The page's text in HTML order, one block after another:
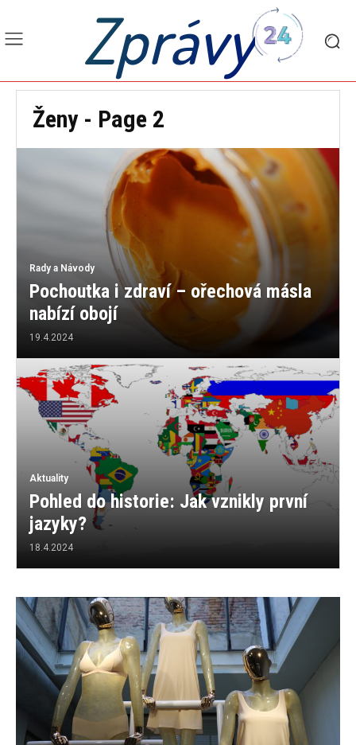
Zprávy
Ženy- Page 2
Rady a Návody
Pochoutka i zdraví – ořechová másla
nabízí obojí
19.4.2024
Aktuality
Pohled do historie: Jak vznikly první
jazyky?
18.4.2024